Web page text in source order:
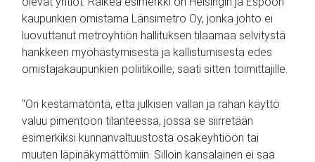
kaupunkien omistama Länsimetro Oy, jonka johto ei
luovuttanut metroyhtiön hallituksen tilaamaa selvitystä
hankkeen myöhästymisestä ja kallistumisesta edes
omistajakaupunkien poliitikoille, saati sitten toimittajille.
“On kestämätöntä, että julkisen vallan ja rahan käyttö
valuu pimentoon tilanteessa, jossa se siirretään
esimerkiksi kunnanvaltuustosta osakeyhtiöön tai
muuten läpinäkymättömiin. Silloin kansalainen ei saa